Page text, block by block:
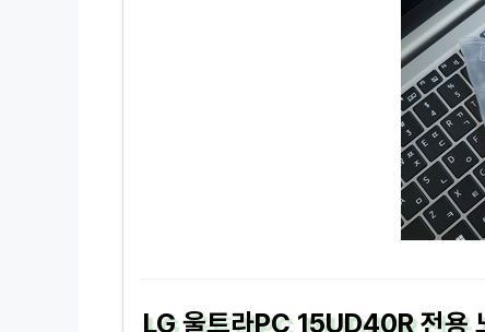
LG 울트라PC 15UD40R 전용